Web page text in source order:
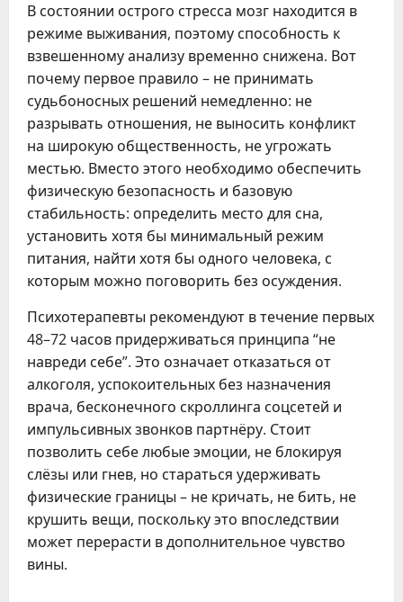
В состоянии острого стресса мозг находится в
режиме выживания, поэтому способность к
взвешенному анализу временно снижена. Вот
почему первое правило – не принимать
судьбоносных решений немедленно: не
разрывать отношения, не выносить конфликт
на широкую общественность, не угрожать
местью. Вместо этого необходимо обеспечить
физическую безопасность и базовую
стабильность: определить место для сна,
установить хотя бы минимальный режим
питания, найти хотя бы одного человека, с
которым можно поговорить без осуждения.
Психотерапевты рекомендуют в течение первых
48–72 часов придерживаться принципа “не
навреди себе”. Это означает отказаться от
алкоголя, успокоительных без назначения
врача, бесконечного скроллинга соцсетей и
импульсивных звонков партнёру. Стоит
позволить себе любые эмоции, не блокируя
слёзы или гнев, но стараться удерживать
физические границы – не кричать, не бить, не
крушить вещи, поскольку это впоследствии
может перерасти в дополнительное чувство
вины.